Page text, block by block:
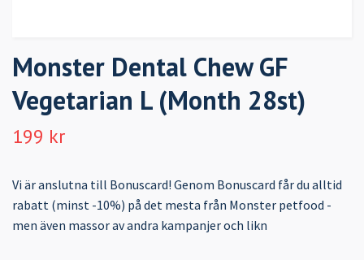
Monster Dental Chew GF
Vegetarian L (Month 28st)
199 kr
Vi är anslutna till Bonuscard! Genom Bonuscard får du alltid
rabatt (minst -10%) på det mesta från Monster petfood -
men även massor av andra kampanjer och likn